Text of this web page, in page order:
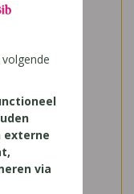
externe
via